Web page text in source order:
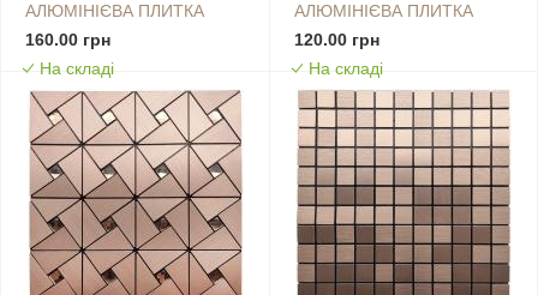
АЛЮМІНІЄВА ПЛИТКА
300Х300Х3ММ
КОЛЬОРОВИЙ КВАДРАТИК
SW-00001925
160.00 грн
На складі
АЛЮМІНІЄВА ПЛИТКА
300Х300Х3ММ ЛУСКА SW-
00001931
120.00 грн
На складі